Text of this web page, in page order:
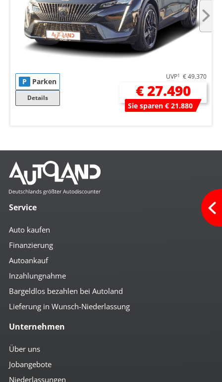
P Parken
Details
UVP1 € 49.370
€ 27.490
Sie sparen € 21.880
Service
Auto kaufen
Finanzierung
Autoankauf
Inzahlungnahme
Bargeldlos bezahlen bei Autoland
Lieferung in Wunsch-Niederlassung
Unternehmen
Über uns
Jobangebote
Niederlassungen